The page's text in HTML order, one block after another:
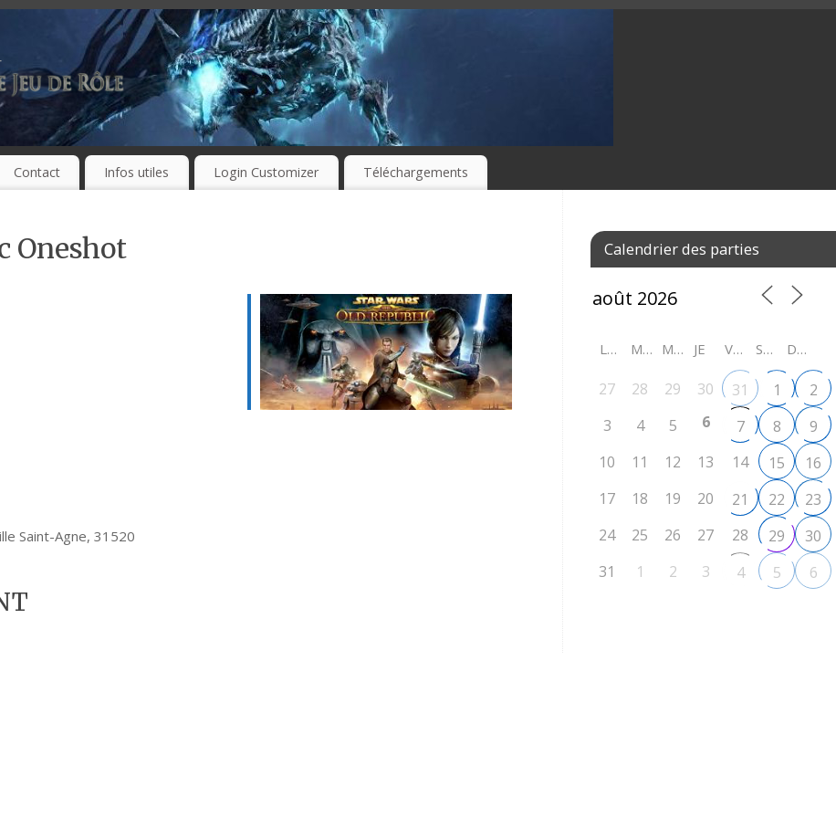
Contact Infos utiles Login Customizer Téléchargements
Oneshot
Saint-Agne, 31520
Calendrier des parties
LU MA ME JE VE SA DI
27 28 29 30 31 1
2
3
4 5 6 7 8
9
10
11 12 13 14 15
16
17
18 19 20 21 22
23
24
25 26 27 28 29
30
31
1 2 3 4 5 6